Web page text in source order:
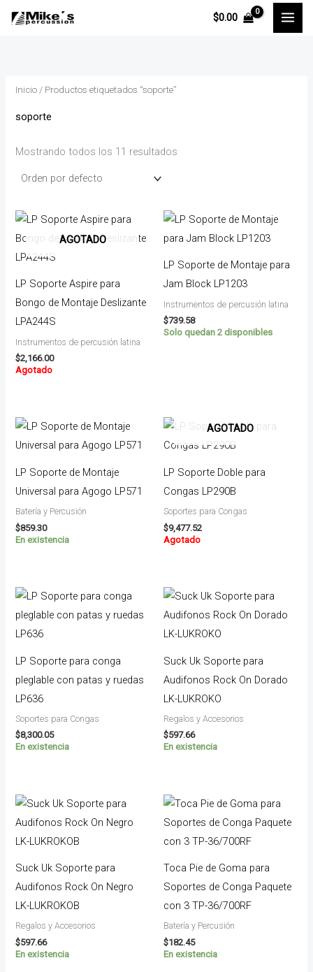
$0.00
Inicio / Productos etiquetados “soporte”
soporte
Mostrando todos los 11 resultados
AGOTADO
LP Soporte Aspire para
Bongo de Montaje Deslizante
LPA244S
Instrumentos de percusión latina
$2,166.00
Agotado
LP Soporte de Montaje para
Jam Block LP1203
Instrumentos de percusión latina
$739.58
Solo quedan 2 disponibles
LP Soporte de Montaje
Universal para Agogo LP571
Batería y Percusión
$859.30
En existencia
AGOTADO
LP Soporte Doble para
Congas LP290B
Soportes para Congas
$9,477.52
Agotado
LP Soporte para conga
pleglable con patas y ruedas
LP636
Soportes para Congas
$8,300.05
En existencia
Suck Uk Soporte para
Audifonos Rock On Dorado
LK-LUKROKO
Regalos y Accesorios
$597.66
En existencia
Suck Uk Soporte para
Audifonos Rock On Negro
LK-LUKROKOB
Regalos y Accesorios
$597.66
En existencia
Toca Pie de Goma para
Soportes de Conga Paquete
con 3 TP-36/700RF
Batería y Percusión
$182.45
En existencia